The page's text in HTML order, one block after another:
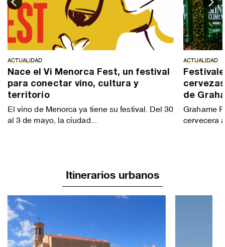
ACTUALIDAD
Nace el Vi Menorca Fest, un festival
para conectar vino, cultura y
territorio
El vino de Menorca ya tiene su festival. Del 30
al 3 de mayo, la ciudad...
ACTUALIDAD
de
Grahame
cervecera
Itinerarios urbanos